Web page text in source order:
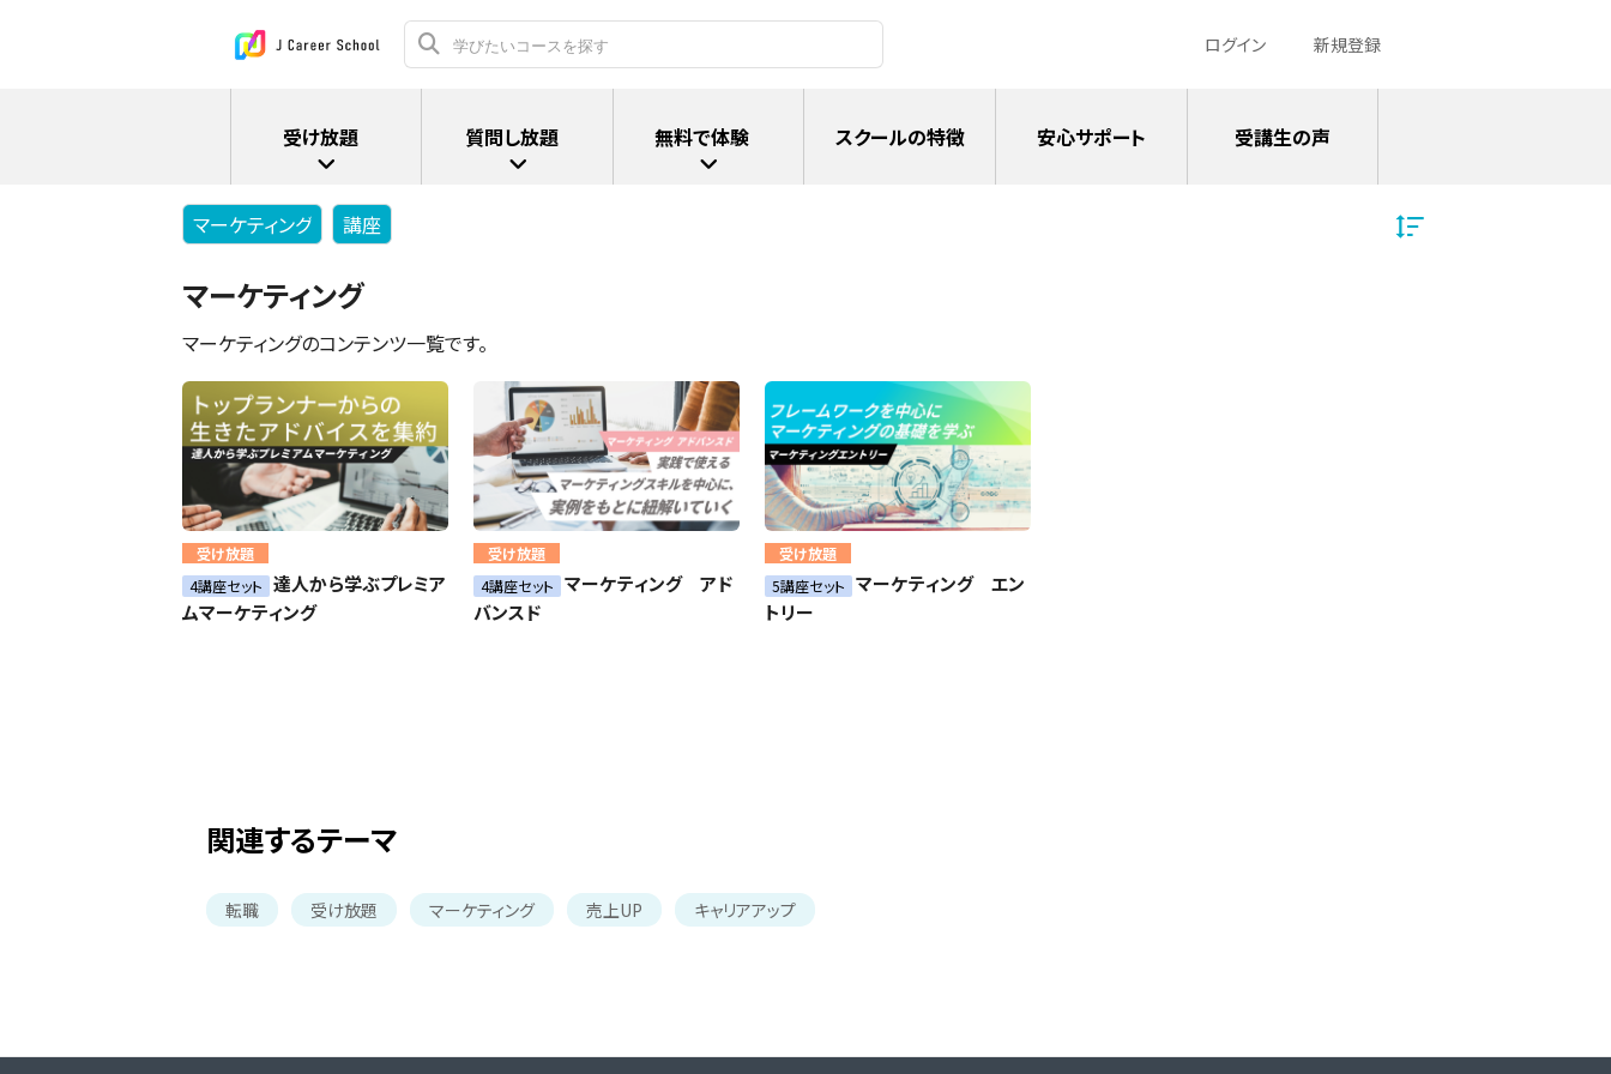
ログイン 新規登録
マーケティング 講座
マーケティング
マーケティングのコンテンツ一覧です。
受け放題
4講座セット 達人から学ぶプレミア
ムマーケティング
受け放題
4講座セット マーケティング アド
バンスド
受け放題
5講座セット マーケティング エン
トリー
関連するテーマ
転職 受け放題 マーケティング 売上UP キャリアアップ
スクールの特徴 安心サポート 受講生の声
受け放題 質問し放題 無料で体験